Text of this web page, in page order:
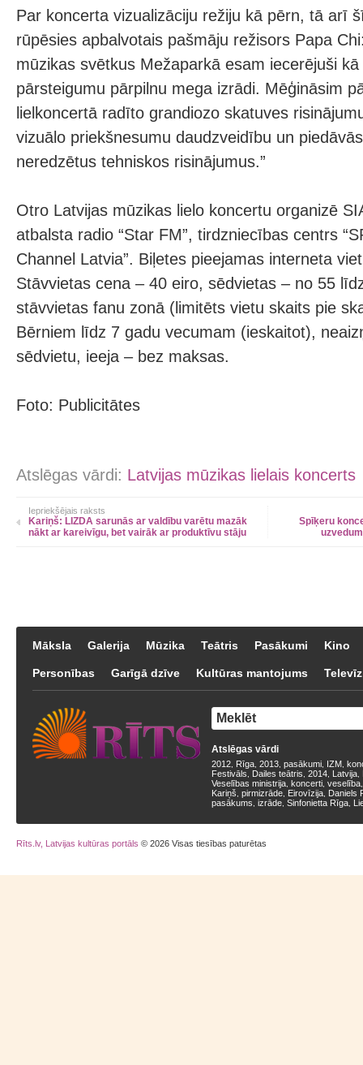
Par koncerta vizualizāciju režiju kā pērn, tā arī
rūpēsies apbalvotais pašmāju režisors Papa
mūzikas svētkus Mežaparkā esam iecerējuši
pārsteigumu pārpilnu mega izrādi. Mēģināsim
lielkoncertā radīto grandiozo skatuves
vizuālo priekšnesumu daudzveidību un
neredzētus tehniskos risinājumus.”
Otro Latvijas mūzikas lielo koncertu organizē
atbalsta radio “Star FM”, tirdzniecības centrs
Channel Latvia”. Biļetes pieejamas interneta
Stāvvietas cena – 40 eiro, sēdvietas – no 55
stāvvietas fanu zonā (limitēts vietu skaits pie
Bērniem līdz 7 gadu vecumam (ieskaitot),
sēdvietu, ieeja – bez maksas.
Foto: Publicitātes
Atslēgas vārdi: Latvijas mūzikas lielais koncerts
Iepriekšējais raksts
Kariņš: LIZDA sarunās ar valdību varētu mazāk
nākt ar kareivīgu, bet vairāk ar produktīvu stāju
Spīķeru
Māksla Galerija Mūzika Teātris Pasākumi Kino
Personības Garīgā dzīve Kultūras mantojums
Atslēgas vārdi
2012 Rīga 2013 pasākumi IZM
Festivāls
Dailes teātris 2014 Latvija
Veselības ministrija koncerti veselība
Kariņš pirmizrāde Eirovīzija Daniels
pasākums izrāde Sinfonietta Rīga
Rīts.lv, Latvijas kultūras portāls © 2026 Visas tiesības paturētas